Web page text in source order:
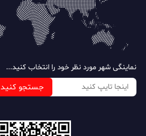
نماینگی شهر مورد نظر خود را انتخاب کنید...
جستجو کنید